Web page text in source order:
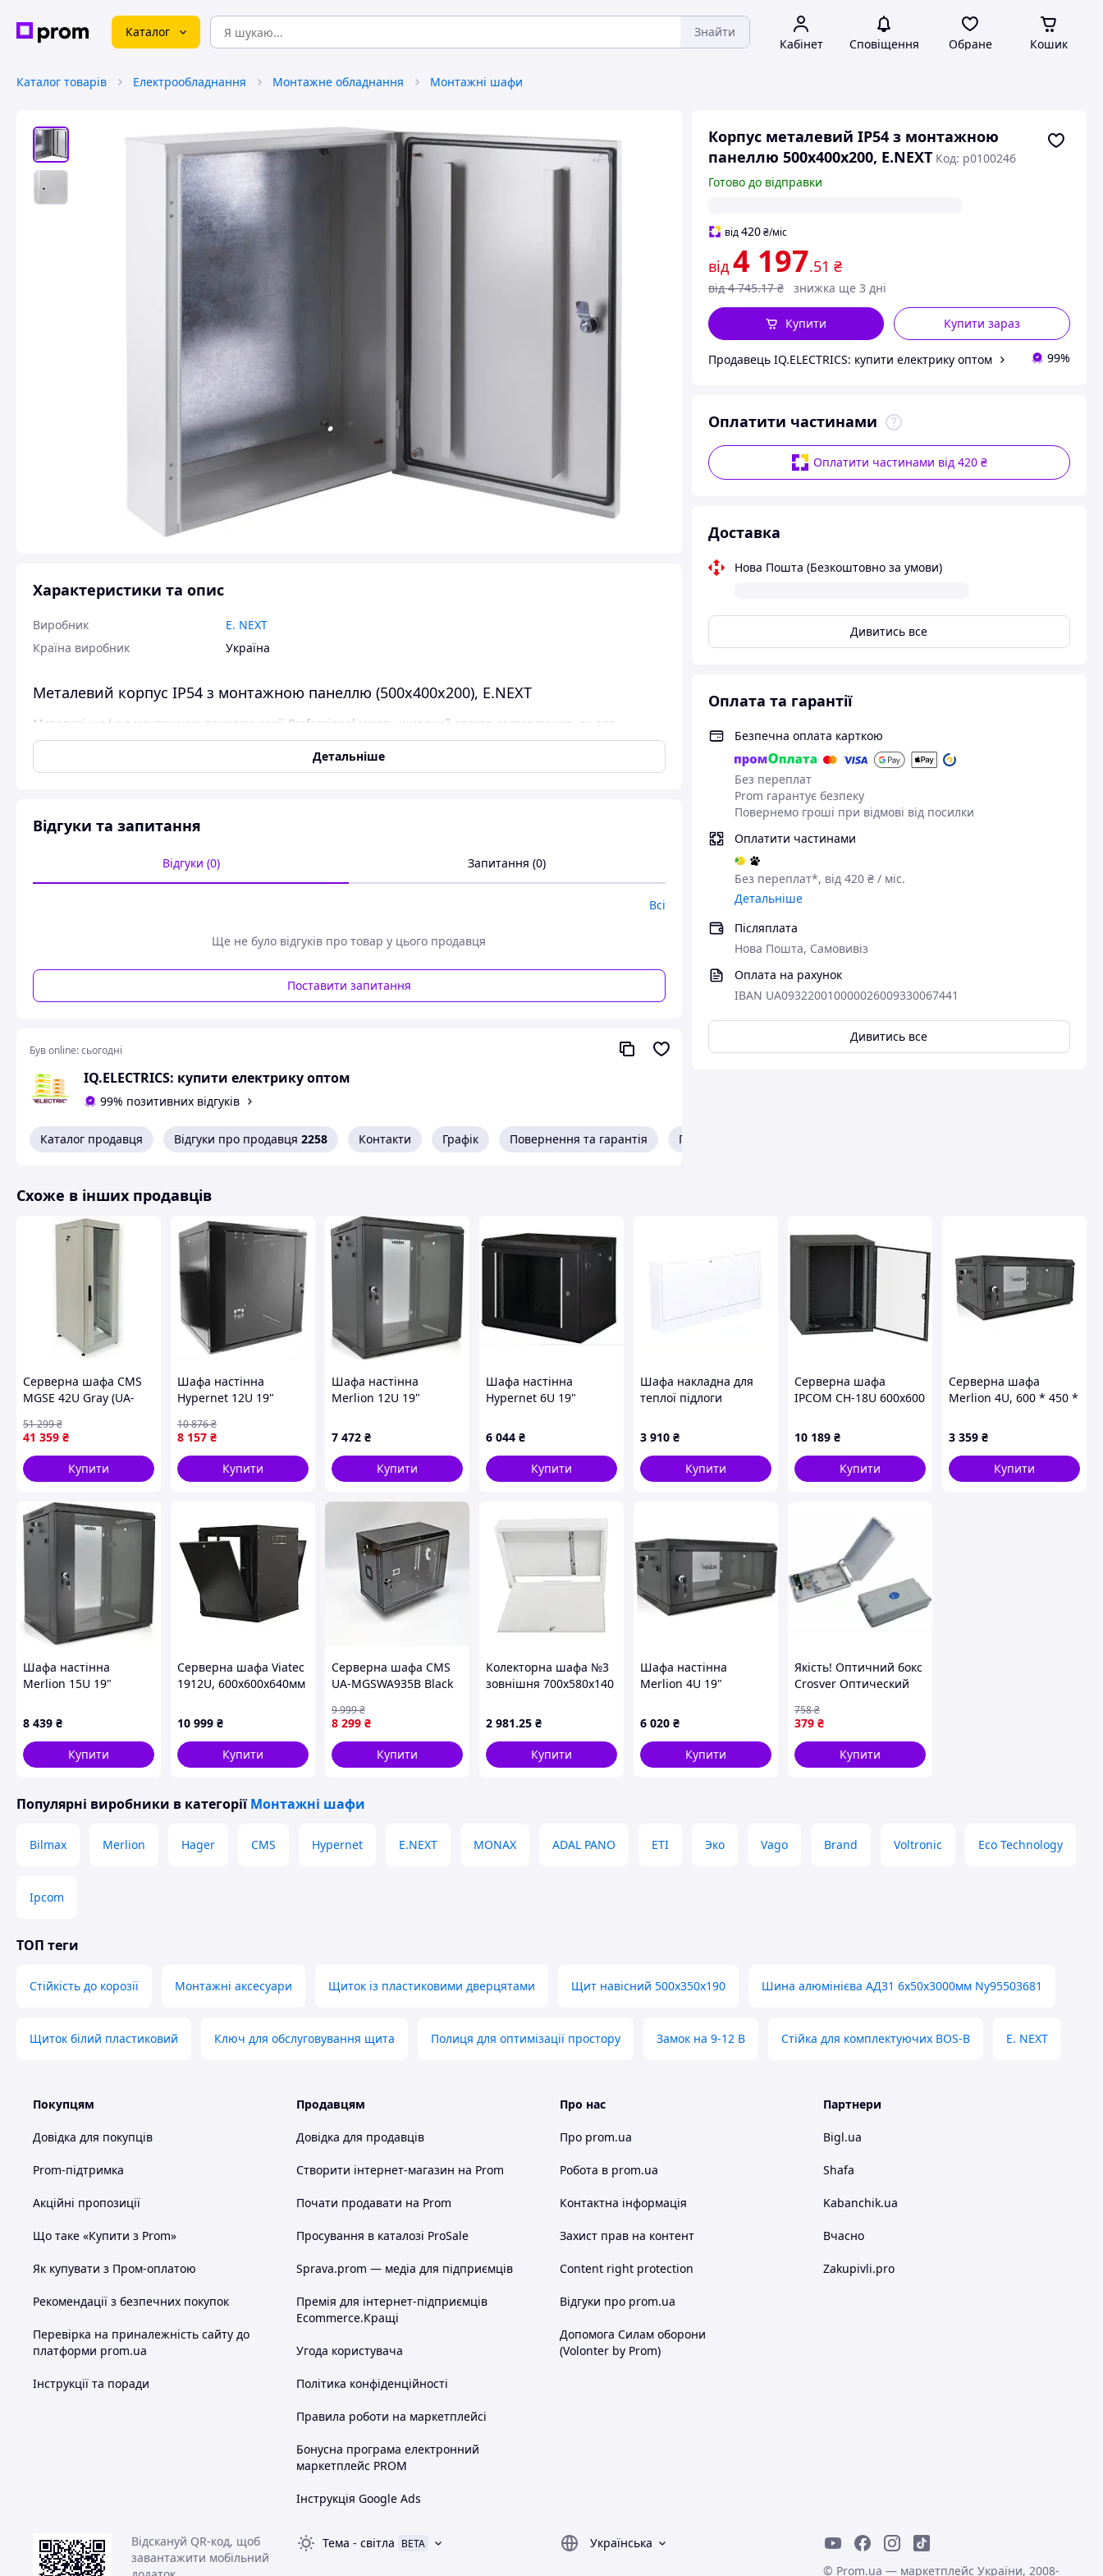
Каталог Знайти
Кабінет Сповіщення Обране Кошик
Каталог товарів Електрообладнання Монтажне обладнання Монтажні шафи
Корпус металевий IP54 з монтажною
панеллю 500x400x200, E.NEXT Код: p0100246
Готово до відправки
від420 ₴/міс
від 4 197.51 ₴
від 4 745.17 ₴ знижка ще 3 дні
Купити зараз
Купити
Продавець IQ.ELECTRICS: купити електрику оптом 99%
Оплатити частинами
Оплатити частинами від 420 ₴
Доставка
Нова Пошта (Безкоштовно за умови)
Дивитись все
Оплата та гарантії
Безпечна оплата карткою
Без переплат
Prom гарантує безпеку
Повернемо гроші при відмові від посилки
Оплатити частинами
Без переплат*, від 420 ₴ / міс.
Детальніше
Післяплата
Нова Пошта, Самовивіз
Оплата на рахунок
IBAN UA093220010000026009330067441
Дивитись все
Характеристики та опис
Виробник
E. NEXT
Країна виробник
Україна
Металевий корпус IP54 з монтажною панеллю (500х400х200), E.NEXT
Металеві шафи з монтажною панеллю серії Professional мають широкий спектр застосування, як для
промислового, так і для житлового будівництва. Завдяки своїй конструкції шафи забезпечують відмінну
Степінь захисту: IP54
Розміри: 500х400х200 мм
Детальніше
Відгуки та запитання
Відгуки (0) Запитання (0)
Всі
Ще не було відгуків про товар у цього продавця
Поставити запитання
Був online:сьогодні
IQ.ELECTRICS: купити електрику оптом
99% позитивних відгуків
Каталог продавця Відгуки про продавця 2258 Контакти Графік Повернення та гарантія Про продавця
Схоже в інших продавців
Серверна шафа CMS
MGSE 42U Gray (UA-
41 359 ₴
51 299₴
Купити
Шафа настінна
Hypernet 12U 19"
WMNC66-12U-BLACK)
8 157 ₴
10 876₴
Купити
Шафа настінна
Merlion 12U 19"
(Ш*Г*В)мм, black (Ml3-
6412)
7 472 ₴
Купити
Шафа настінна
Hypernet 6U 19"
WMNC-6U-BLACK)
6 044 ₴
Купити
Шафа накладна для
теплої підлоги
3H51H3843B
3 910 ₴
Купити
Серверна шафа
IPCOM СН-18U 600х600
10 189 ₴
Купити
Серверна шафа
Merlion 4U, 600 * 450 *
загартоване скло,
чорна, сталь 1,2мм з
замком
3 359 ₴
Купити
Шафа настінна
Merlion 15U 19"
(Ш*Г*В)мм, black (Ml3-
6415 / 23532)
8 439 ₴
Купити
Серверна шафа Viatec
1912U, 600х600х640мм
10 999 ₴
Купити
Серверна шафа CMS
UA-MGSWA935B Black
акрилове скло
8 299 ₴
9 999₴
Купити
Колекторна шафа №3
зовнішня 700x580х140
2 981.25 ₴
Купити
Шафа настінна
Merlion 4U 19"
(Ш*Г*В)мм, black (Ml3-
6604 / 23524)
6 020 ₴
Купити
Якість! Оптичний бокс
Crosver Оптический
DM037/12-1-6) -
Гарантія! Сервіс!
379 ₴
758₴
Купити
Популярні виробники в категорії Монтажні шафи
Bilmax Merlion Hager CMS Hypernet E.NEXT MONAX ADAL PANO ETI Эко Vago Brand Voltronic Eco Technology
Ipcom
ТОП теги
Стійкість до корозії Монтажні аксесуари Щиток із пластиковими дверцятами Щит навісний 500x350x190 Шина алюмінієва АД31 6х50х3000мм Ny95503681
Щиток білий пластиковий Ключ для обслуговування щита Полиця для оптимізації простору Замок на 9-12 В Стійка для комплектуючих BOS-B E. NEXT
Покупцям
Довідка для покупців
Prom-підтримка
Акційні пропозиції
Що таке «Купити з Prom»
Як купувати з Пром-оплатою
Рекомендації з безпечних покупок
Перевірка на приналежність сайту до
платформи prom.ua
Інструкції та поради
Продавцям
Довідка для продавців
Створити інтернет-магазин на Prom
Почати продавати на Prom
Просування в каталозі ProSale
Sprava.prom — медіа для підприємців
Премія для інтернет-підприємців
Ecommerce.Кращі
Угода користувача
Політика конфіденційності
Правила роботи на маркетплейсі
Бонусна програма електронний
маркетплейс PROM
Інструкція Google Ads
Про нас
Про prom.ua
Робота в prom.ua
Контактна інформація
Захист прав на контент
Content right protection
Відгуки про prom.ua
Допомога Силам оборони
(Volonter by Prom)
Партнери
Bigl.ua
Shafa
Kabanchik.ua
Вчасно
Zakupivli.pro
Відскануй QR-код, щоб
завантажити мобільний
Тема - світла BETA
Українська
© Prom.ua — маркетплейс України, 2008-